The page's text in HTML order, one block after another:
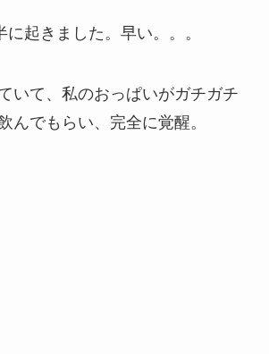
起きました。早い。。。
いて、私のおっぱいがガチガチ
んでもらい、完全に覚醒。